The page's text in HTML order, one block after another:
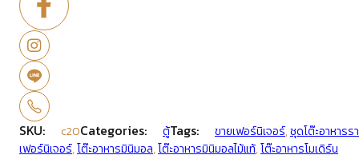
SKU: c20Categories: ตู้Tags: ขายเฟอร์นิเจอร์,ชุดโต๊ะอาหารร
เฟอร์นิเจอร์,โต๊ะอาหารมินิมอล,โต๊ะอาหารมินิมอลไม้แท้,โต๊ะอาหารโมเดิร์น